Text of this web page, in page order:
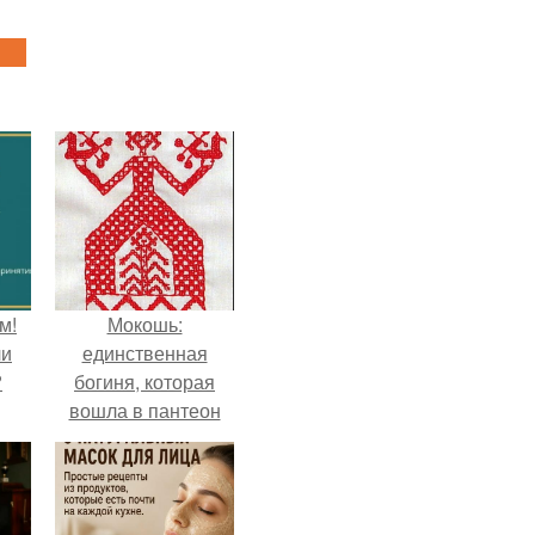
Мокошь:
единственная
богиня, которая
вошла в пантеон
князя Владимира.